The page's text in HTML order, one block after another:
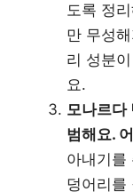
도록 정
만 무성
리 성분
요.
모나르다
범해요.
아내기를
덩어리를